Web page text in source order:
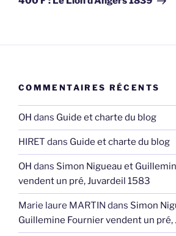
COMMENTAIRES RÉCENTS
OH dans Guide et charte du blog
HIRET dans Guide et charte du blog
OH dans Simon Nigueau et
vendent un pré, Juvardeil 1583
Marie laure MARTIN dans Simon
Guillemine Fournier vendent un pré,